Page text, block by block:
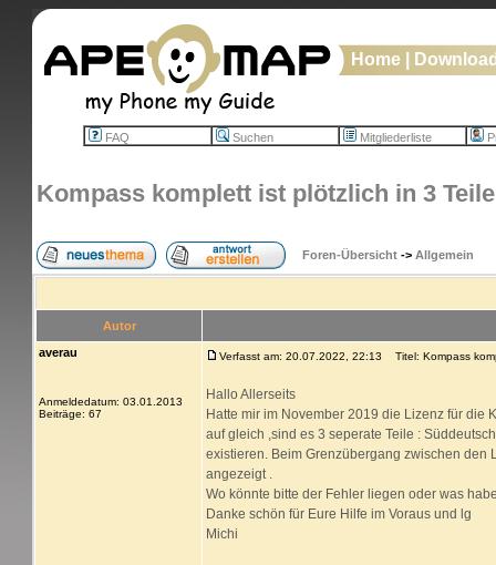
Home
FAQ Suchen Mitgliederliste
Kompass komplett ist plötzlich in 3
Foren-Übersicht -> Allgemein
Autor
averau
Anmeldedatum: 03.01.2013
Beiträge: 67
Verfasst am: 20.07.2022, 22:13 Titel: Kompass
Hallo Allerseits
Hatte mir im November 2019 die Lizenz für die
auf gleich ,sind es 3 seperate Teile :
existieren. Beim Grenzübergang zwischen den
angezeigt .
Wo könnte bitte der Fehler liegen oder was
Danke schön für Eure Hilfe im Voraus und lg
Michi